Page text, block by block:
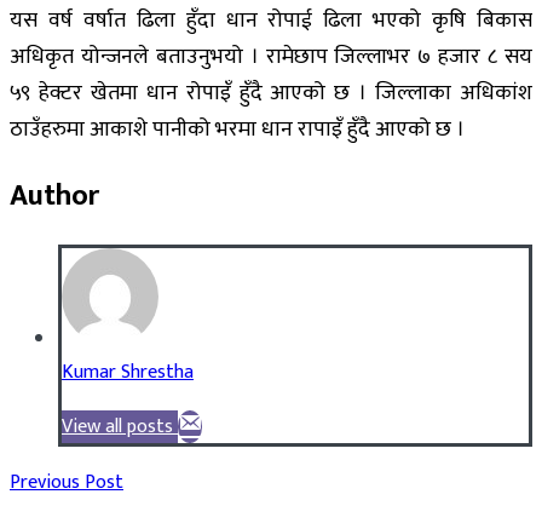
यस वर्ष वर्षात ढिला हुँदा धान रोपाई ढिला भएको कृषि बिकास
अधिकृत योन्जनले बताउनुभयो । रामेछाप जिल्लाभर ७ हजार ८ सय
५९ हेक्टर खेतमा धान रोपाइँ हुँदै आएको छ । जिल्लाका अधिकांश
ठाउँहरुमा आकाशे पानीको भरमा धान रापाइँ हुँदै आएको छ ।
Author
Kumar Shrestha
View all posts
Previous Post